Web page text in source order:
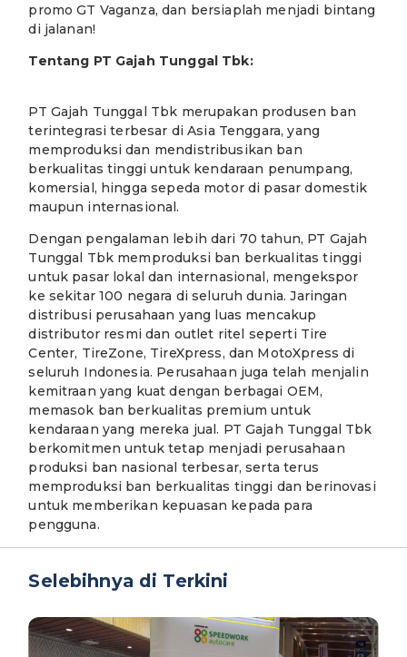
promo GT Vaganza, dan bersiaplah menjadi bintang
di jalanan!
Tentang PT Gajah Tunggal Tbk:
PT Gajah Tunggal Tbk merupakan produsen ban
terintegrasi terbesar di Asia Tenggara, yang
memproduksi dan mendistribusikan ban
berkualitas tinggi untuk kendaraan penumpang,
komersial, hingga sepeda motor di pasar domestik
maupun internasional.
Dengan pengalaman lebih dari 70 tahun, PT Gajah
Tunggal Tbk memproduksi ban berkualitas tinggi
untuk pasar lokal dan internasional, mengekspor
ke sekitar 100 negara di seluruh dunia. Jaringan
distribusi perusahaan yang luas mencakup
distributor resmi dan outlet ritel seperti Tire
Center, TireZone, TireXpress, dan MotoXpress di
seluruh Indonesia. Perusahaan juga telah menjalin
kemitraan yang kuat dengan berbagai OEM,
memasok ban berkualitas premium untuk
kendaraan yang mereka jual. PT Gajah Tunggal Tbk
berkomitmen untuk tetap menjadi perusahaan
produksi ban nasional terbesar, serta terus
memproduksi ban berkualitas tinggi dan berinovasi
untuk memberikan kepuasan kepada para
pengguna.
Selebihnya di Terkini